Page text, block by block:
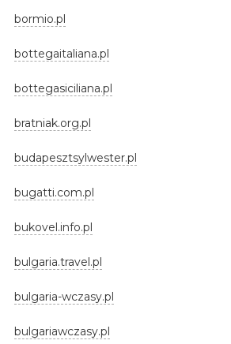
bormio.pl
bottegaitaliana.pl
bottegasiciliana.pl
bratniak.org.pl
budapesztsylwester.pl
bugatti.com.pl
bukovel.info.pl
bulgaria.travel.pl
bulgaria-wczasy.pl
bulgariawczasy.pl